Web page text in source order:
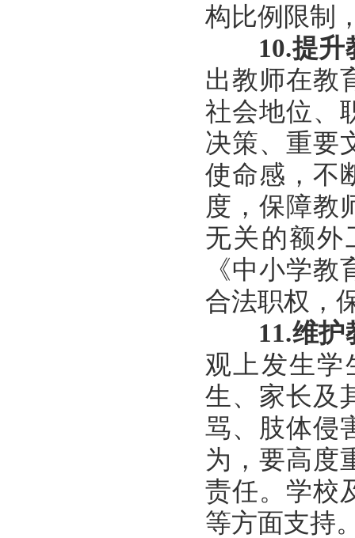
构比例限制
10.提升
出教师在教
社会地位、
决策、重要
使命感，不
度，保障教
无关的额外
《中小学
合法职权，
11.维护
观上发生学
生、家长及
骂、肢体侵
为，要高度
责任。学校
等方面支持